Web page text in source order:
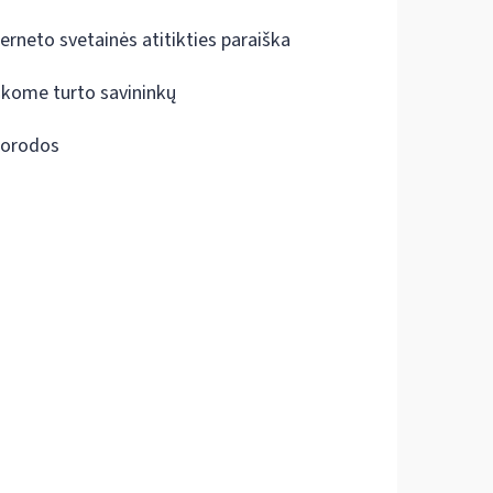
svetainės atitikties paraiška
turto savininkų